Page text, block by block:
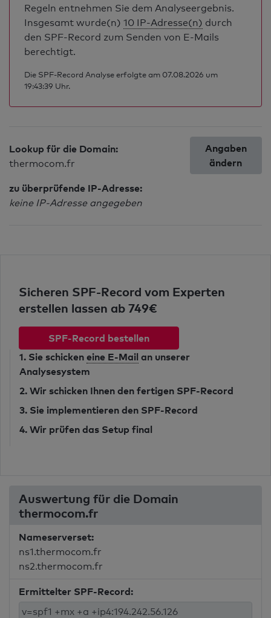
Regeln entnehmen Sie dem Analyseergebnis.
Insgesamt wurde(n) 10 IP-Adresse(n) durch
den SPF-Record zum Senden von E-Mails
berechtigt.
Die SPF-Record Analyse erfolgte am 07.08.2026 um
19:43:39 Uhr.
Lookup für die Domain:
thermocom.fr
zu überprüfende IP-Adresse:
keine IP-Adresse angegeben
Angaben
ändern
Sicheren SPF-Record vom Experten
erstellen lassen ab 749€
SPF-Record bestellen
1. Sie schicken eine E-Mail an unserer
Analysesystem
2. Wir schicken Ihnen den fertigen SPF-Record
3. Sie implementieren den SPF-Record
4. Wir prüfen das Setup final
Auswertung für die Domain
thermocom.fr
Nameserverset:
ns1.thermocom.fr
ns2.thermocom.fr
Ermittelter SPF-Record: